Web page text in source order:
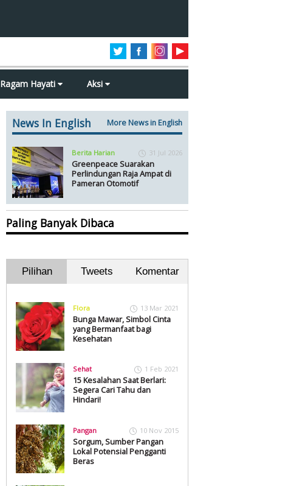
Ragam Hayati Aksi
News In English More News in English
Berita Harian 31 Jul 2026
Greenpeace Suarakan
Perlindungan Raja Ampat di
Pameran Otomotif
Paling Banyak Dibaca
Pilihan Tweets Komentar
Flora 13 Mar 2021
Bunga Mawar, Simbol Cinta
yang Bermanfaat bagi
Kesehatan
Sehat 1 Feb 2021
15 Kesalahan Saat Berlari:
Segera Cari Tahu dan
Hindari!
Pangan 10 Nov 2015
Sorgum, Sumber Pangan
Lokal Potensial Pengganti
Beras